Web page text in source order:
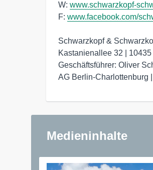
W: www.schwarzkopf-
F: www.facebook.com/
Schwarzkopf &
Kastanienallee 32 |
Geschäftsführer: Oliver
AG Berlin-Charlottenburg
Medieninhalte